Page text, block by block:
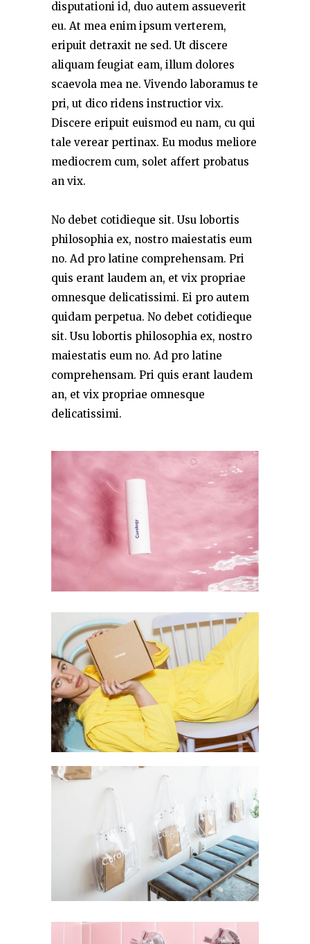
disputationi id, duo autem assueverit
eu. At mea enim ipsum verterem,
eripuit detraxit ne sed. Ut discere
aliquam feugiat eam, illum dolores
scaevola mea ne. Vivendo laboramus te
pri, ut dico ridens instructior vix.
Discere eripuit euismod eu nam, cu qui
tale verear pertinax. Eu modus meliore
mediocrem cum, solet affert probatus
an vix.
No debet cotidieque sit. Usu lobortis
philosophia ex, nostro maiestatis eum
no. Ad pro latine comprehensam. Pri
quis erant laudem an, et vix propriae
omnesque delicatissimi. Ei pro autem
quidam perpetua. No debet cotidieque
sit. Usu lobortis philosophia ex, nostro
maiestatis eum no. Ad pro latine
comprehensam. Pri quis erant laudem
an, et vix propriae omnesque
delicatissimi.